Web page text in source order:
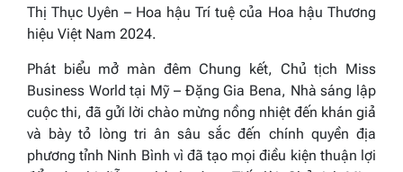
Thị Thục Uyên – Hoa hậu Trí tuệcủa Hoa hậu Thương
hiệu Việt Nam 2024.
Phát biểu mở màn đêm Chung kết, Chủ tịch Miss
Business Worldtại Mỹ – Đặng Gia Bena, Nhà sáng lập
cuộc thi, đã gửi lời chào mừng nồng nhiệt đến khán giả
và bày tỏ lòng tri ân sâu sắc đến chính quyền địa
phương tỉnh Ninh Bình vì đã tạo mọi điều kiện thuận lợi